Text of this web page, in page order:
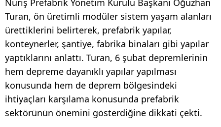
Turan, ön üretimli modüler sistem yaşam alanları
ürettiklerini belirterek, prefabrik yapılar,
konteynerler, şantiye, fabrika binaları gibi yapılar
yaptıklarını anlattı. Turan, 6 şubat depremlerinin
hem depreme dayanıklı yapılar yapılması
konusunda hem de deprem bölgesindeki
ihtiyaçları karşılama konusunda prefabrik
sektörünün önemini gösterdiğine dikkati çekti.